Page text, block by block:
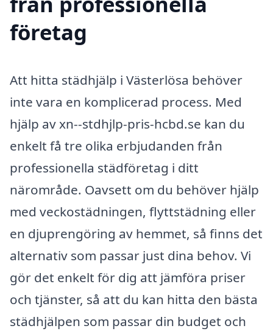
företag
Att hitta städhjälp i Västerlösa behöver
inte vara en komplicerad process. Med
hjälp av xn--stdhjlp-pris-hcbd.se kan du
enkelt få tre olika erbjudanden från
professionella städföretag i ditt
närområde. Oavsett om du behöver hjälp
med veckostädningen, flyttstädning eller
en djuprengöring av hemmet, så finns det
alternativ som passar just dina behov. Vi
gör det enkelt för dig att jämföra priser
och tjänster, så att du kan hitta den bästa
städhjälpen som passar din budget och